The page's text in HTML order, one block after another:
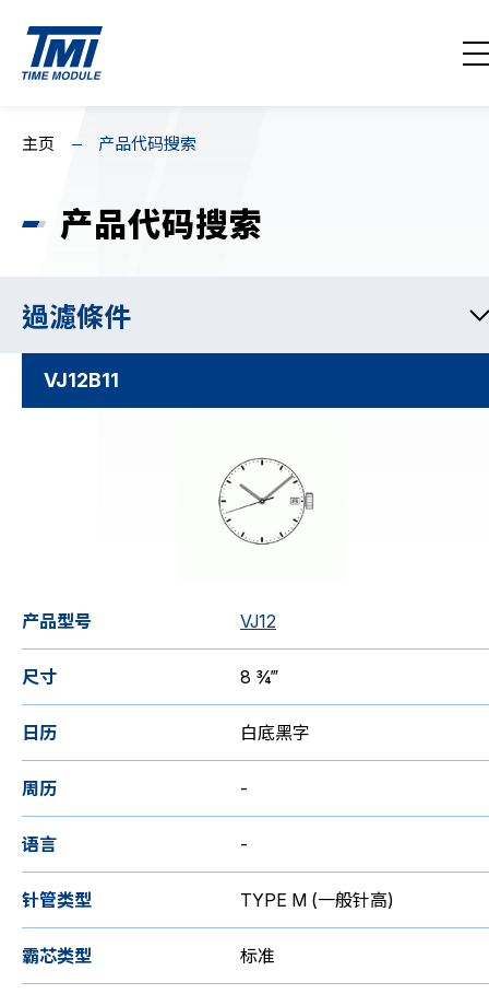
关于我们
产品系列
下载 / 支援
主页 产品代码搜索
产品代码搜索
過濾條件
VJ12B11
产品型号 VJ12
尺寸 8 ¾‴
日历 白底黑字
周历 -
语言 -
针管类型 TYPE M (一般针高)
霸芯类型 标准